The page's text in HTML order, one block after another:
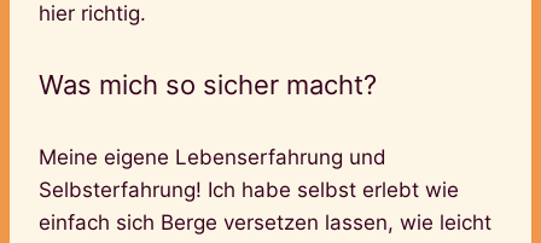
hier richtig.
Was mich so sicher macht?
Meine eigene Lebenserfahrung und
Selbsterfahrung! Ich habe selbst erlebt wie
einfach sich Berge versetzen lassen, wie leicht